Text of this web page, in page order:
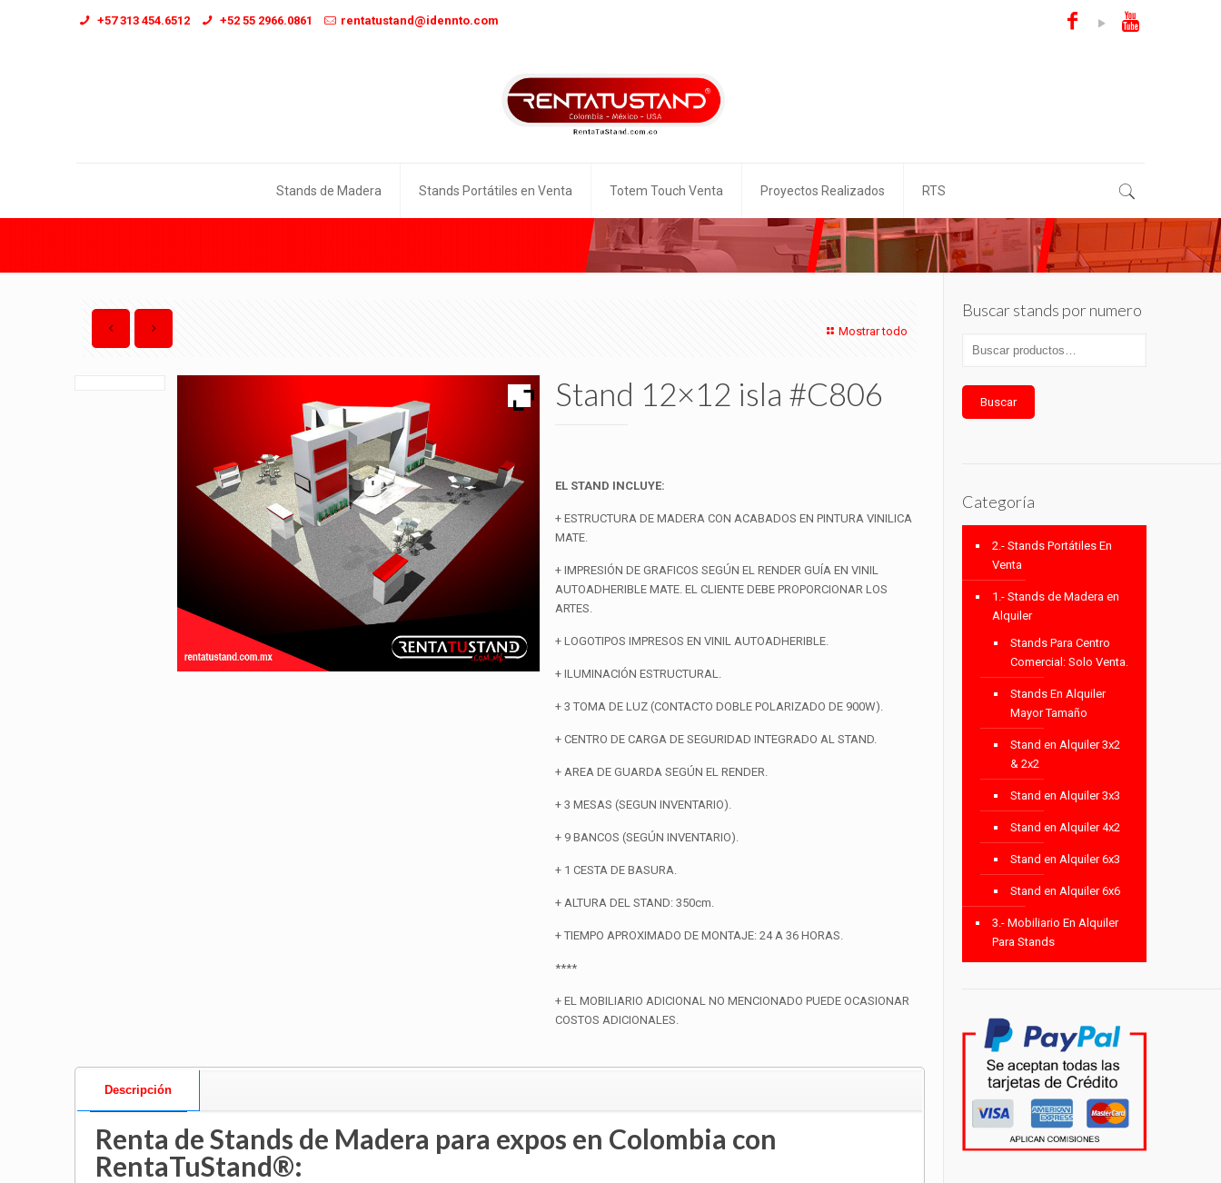
+57 313 454.6512 +52 55 2966.0861 rentatustand@idennto.com
Stands de Madera Stands Portátiles en Venta Totem Touch Venta Proyectos Realizados RTS
Mostrar todo
Stand 12×12 isla #C806
EL STAND INCLUYE:
+ ESTRUCTURA DE MADERA CON ACABADOS EN PINTURA VINILICA
MATE.
+ IMPRESIÓN DE GRAFICOS SEGÚN EL RENDER GUÍA EN VINIL
AUTOADHERIBLE MATE. EL CLIENTE DEBE PROPORCIONAR LOS
ARTES.
+ LOGOTIPOS IMPRESOS EN VINIL AUTOADHERIBLE.
+ ILUMINACIÓN ESTRUCTURAL.
+ 3 TOMA DE LUZ (CONTACTO DOBLE POLARIZADO DE 900W).
+ CENTRO DE CARGA DE SEGURIDAD INTEGRADO AL STAND.
+ AREA DE GUARDA SEGÚN EL RENDER.
+ 3 MESAS (SEGUN INVENTARIO).
+ 9 BANCOS (SEGÚN INVENTARIO).
+ 1 CESTA DE BASURA.
+ ALTURA DEL STAND: 350cm.
+ TIEMPO APROXIMADO DE MONTAJE: 24 A 36 HORAS.
****
+ EL MOBILIARIO ADICIONAL NO MENCIONADO PUEDE OCASIONAR
COSTOS ADICIONALES.
Descripción
Renta de Stands de Madera para expos en Colombia con
RentaTuStand®:
Buscar stands por numero
Buscar
Categoría
2.- Stands Portátiles En
Venta
1.- Stands de Madera en
Alquiler
Stands Para Centro
Comercial: Solo Venta.
Stands En Alquiler
Mayor Tamaño
Stand en Alquiler 3x2
& 2x2
Stand en Alquiler 3x3
Stand en Alquiler 4x2
Stand en Alquiler 6x3
Stand en Alquiler 6x6
3.- Mobiliario En Alquiler
Para Stands